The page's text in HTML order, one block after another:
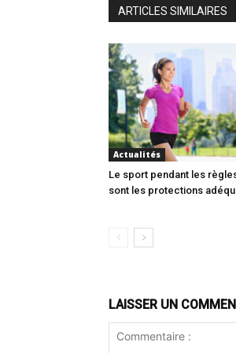
ARTICLES SIMILAIRES
Actualités
Le sport pendant les
sont les protections
LAISSER UN